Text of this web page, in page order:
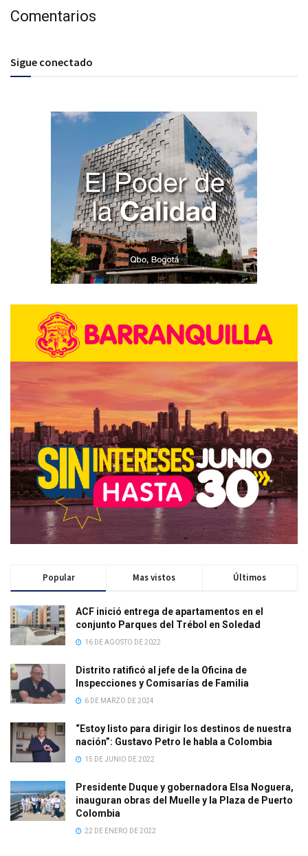
Comentarios
Sigue conectado
Popular Mas vistos Últimos
ACF inició entrega de apartamentos en el
conjunto Parques del Trébol en Soledad
16 DE AGOSTO DE 2022
Distrito ratificó al jefe de la Oficina de
Inspecciones y Comisarías de Familia
6 DE MARZO DE 2024
“Estoy listo para dirigir los destinos de nuestra
nación”: Gustavo Petro le habla a Colombia
15 DE JUNIO DE 2022
Presidente Duque y gobernadora Elsa Noguera,
inauguran obras del Muelle y la Plaza de Puerto
Colombia
22 DE ENERO DE 2022